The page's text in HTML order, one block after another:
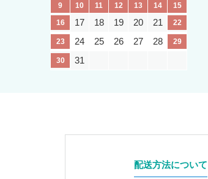
9
10 11 12 13 14
15
16
17 18 19 20 21 22
23 24 25 26 27 28 29
30 31
配送方法について